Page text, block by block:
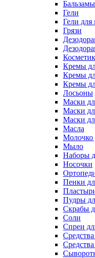
Гели
Гели для
Грязи
Кремы
Кремы
Кремы
Лосьоны
Маски
Маски
Маски
Масла
Молочко
Мыло
Наборы
Носочки
Пенки
Пудры
Скрабы
Соли
Спреи